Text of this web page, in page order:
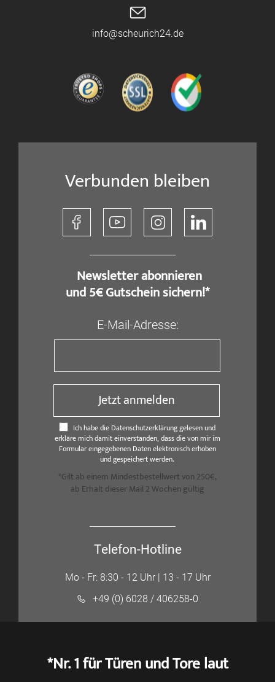
info@scheurich24.de
Verbunden bleiben
​ Newsletter abonnieren
und 5€ Gutschein sichern!*
E-Mail-Adresse:
Jetzt anmelden
Ich habe die Datenschutzerklärung gelesen und
erkläre mich damit einverstanden, dass die von mir im
Formular eingegebenen Daten elektronisch erhoben
und gespeichert werden.
*Gilt ab einem Mindestbestellwert von 250€,
ab Erhalt dieser Mail 2 Wochen gültig
Telefon-Hotline
Mo - Fr: 8:30 - 12 Uhr | 13 - 17 Uhr
+49 (0) 6028 / 406258-0
*Nr. 1 für Türen und Tore laut